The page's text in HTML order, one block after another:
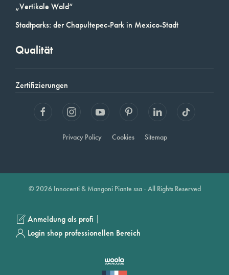
„Vertikale Wald“
Stadtparks: der Chapultepec-Park in Mexico-Stadt
Qualität
Zertifizierungen
Privacy Policy Cookies Sitemap
© 2026 Innocenti & Mangoni Piante ssa - All Rights Reserved
Anmeldung als profi |
Login shop professionellen Bereich